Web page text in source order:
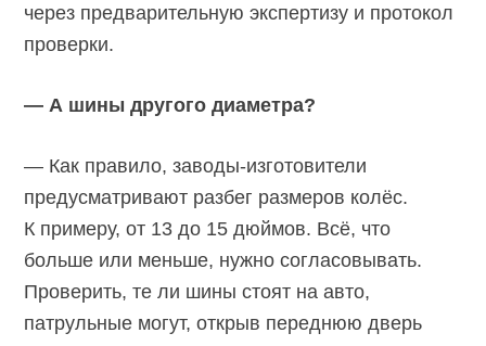
через предварительную экспертизу и протокол
проверки.
— А шины другого диаметра?
— Как правило, заводы-изготовители
предусматривают разбег размеров колёс.
К примеру, от 13 до 15 дюймов. Всё, что
больше или меньше, нужно согласовывать.
Проверить, те ли шины стоят на авто,
патрульные могут, открыв переднюю дверь